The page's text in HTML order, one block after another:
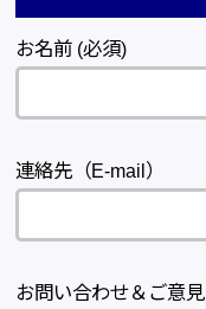
お名前 (必須)
連絡先（E-mail）
お問い合わせ＆ご意見